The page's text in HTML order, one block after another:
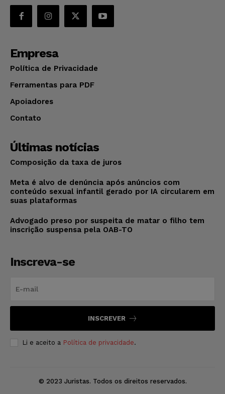
Empresa
Política de Privacidade
Ferramentas para PDF
Apoiadores
Contato
Últimas notícias
Composição da taxa de juros
Meta é alvo de denúncia após anúncios com
conteúdo sexual infantil gerado por IA circularem em
suas plataformas
Advogado preso por suspeita de matar o filho tem
inscrição suspensa pela OAB-TO
Inscreva-se
INSCREVER
Li e aceito a Política de privacidade.
© 2023 Juristas. Todos os direitos reservados.